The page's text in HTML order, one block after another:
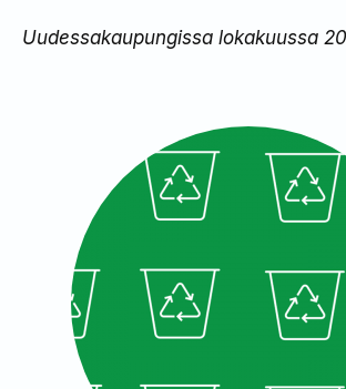
Uudessakaupungissa lokakuussa